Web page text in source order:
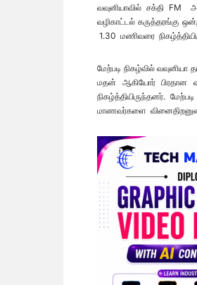
வவுனியாவில் சக்தி FM
வழிகாட்டல் கருத்தரங்கு
1.30 மணிவரை
மேற்படி நிகழ்வில்
மதன் ஆகியோர் பிரதான
நிகழ்த்தியிருந்தனர்.
மாணவர்களை